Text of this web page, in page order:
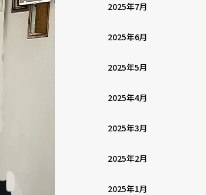
2025年7月
2025年6月
2025年5月
2025年4月
2025年3月
2025年2月
2025年1月